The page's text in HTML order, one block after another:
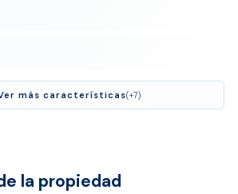
más características(+7)
la propiedad